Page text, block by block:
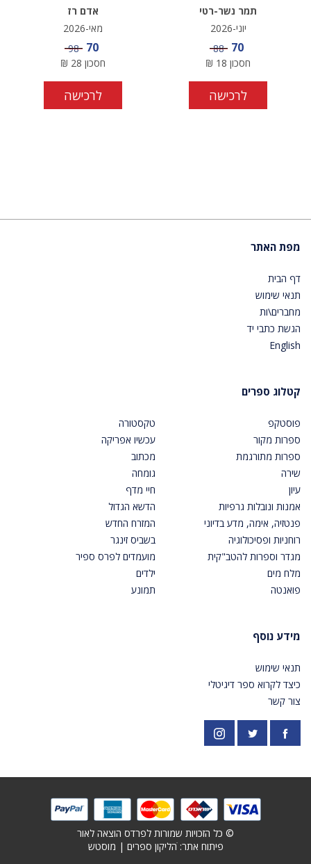
תמר נשר-רטי
יוני-2026
מחיר מבצע
70 מחיר
88
חסכון 18
₪
לרכישה
אדם רז
מאי-2026
מחיר מבצע
70 מחיר
98
חסכון 28
₪
לרכישה
מפת האתר
דף הבית
תנאי שימוש
מחברים\ות
הגשת כתבי יד
English
קטלוג ספרים
פוסטקפ
ספרות מקור
ספרות מתורגמת
שירה
עיון
אמנות ונובלות גרפיות
פנטזיה, אימה, מדע בדיוני
רוחניות ופסיכולוגיה
מגדר וספרות להטב"קית
מלח מים
פואנטה
טקסטורה
עכשיו אפריקה
מכתוב
גומחה
חיי מדף
הדשא הגדול
המזרח החדש
בשביס זינגר
מועמדים לפרס ספיר
ילדים
תמונע
מידע נוסף
תנאי שימוש
כיצד לקרוא ספר דיגיטלי
צור קשר
פייסבוק https://twitter.com/PardesPublish
אינסטגרם
© כל הזכויות שמורות לפרדס הוצאה לאור
פיתוח אתר: ׁהליקון ספרים | מוסטש